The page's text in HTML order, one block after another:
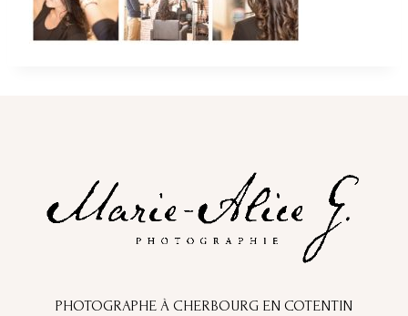
PHOTOGRAPHE À CHERBOURG EN COTENTIN